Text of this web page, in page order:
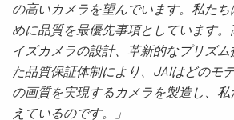
の高いカメラを望んでいます。私た
めに品質を最優先事項としています
イズカメラの設計、革新的なプリズ
た品質保証体制により、JAIはどのモ
の画質を実現するカメラを製造し、
えているのです。」